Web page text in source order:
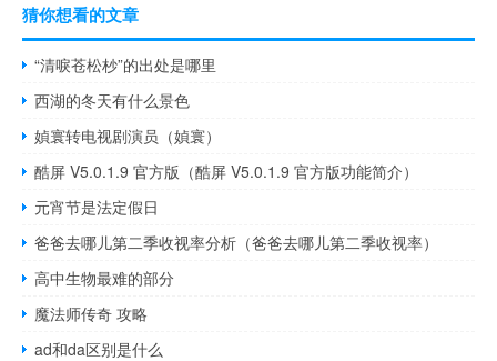
猜你想看的文章
“清唳苍松杪”的出处是哪里
西湖的冬天有什么景色
媜寰转电视剧演员（媜寰）
酷屏 V5.0.1.9 官方版（酷屏 V5.0.1.9 官方版功能简介）
元宵节是法定假日
爸爸去哪儿第二季收视率分析（爸爸去哪儿第二季收视率）
高中生物最难的部分
魔法师传奇 攻略
ad和da区别是什么